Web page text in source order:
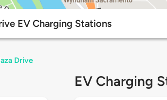
EV Charging Stations
Drive
EV Charging